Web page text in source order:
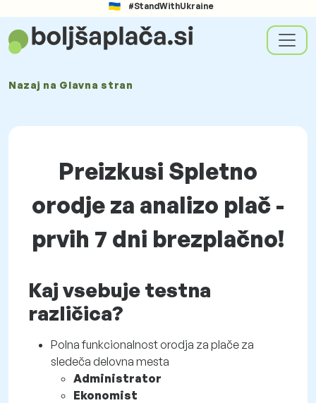
#StandWithUkraine
Nazaj na Glavna stran
Preizkusi Spletno
orodje za analizo plač -
prvih 7 dni brezplačno!
Kaj vsebuje testna
različica?
Polna funkcionalnost orodja za plače za
sledeča delovna mesta
Administrator
Ekonomist